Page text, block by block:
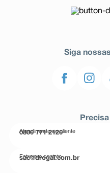
Siga
Atendimento ao cliente
0800 771 2120
Entre em contato
sac@drogal.com.br